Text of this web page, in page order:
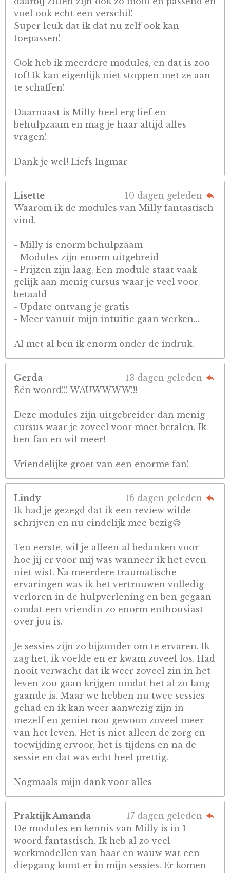
voel ook echt een verschil!
Super leuk dat ik dat nu zelf ook kan
toepassen!
Ook heb ik meerdere modules, en dat is zoo
tof! Ik kan eigenlijk niet stoppen met ze aan
te schaffen!
Daarnaast is Milly heel erg lief en
behulpzaam en mag je haar altijd alles
vragen!
Dank je wel! Liefs Ingmar
Lisette
10 dagen geleden
Waarom ik de modules van Milly fantastisch
vind.
- Milly is enorm behulpzaam
- Modules zijn enorm uitgebreid
- Prijzen zijn laag. Een module staat vaak
gelijk aan menig cursus waar je veel voor
betaald
- Update ontvang je gratis
- Meer vanuit mijn intuitie gaan werken...
Al met al ben ik enorm onder de indruk.
Gerda
13 dagen geleden
Één woord!!! WAUWWWW!!!
Deze modules zijn uitgebreider dan menig
cursus waar je zoveel voor moet betalen. Ik
ben fan en wil meer!
Vriendelijke groet van een enorme fan!
Lindy
16 dagen geleden
Ik had je gezegd dat ik een review wilde
schrijven en nu eindelijk mee bezig😅
Ten eerste, wil je alleen al bedanken voor
hoe jij er voor mij was wanneer ik het even
niet wist. Na meerdere traumatische
ervaringen was ik het vertrouwen volledig
verloren in de hulpverlening en ben gegaan
omdat een vriendin zo enorm enthousiast
over jou is.
Je sessies zijn zo bijzonder om te ervaren. Ik
zag het, ik voelde en er kwam zoveel los. Had
nooit verwacht dat ik weer zoveel zin in het
leven zou gaan krijgen omdat het al zo lang
gaande is. Maar we hebben nu twee sessies
gehad en ik kan weer aanwezig zijn in
mezelf en geniet nou gewoon zoveel meer
van het leven. Het is niet alleen de zorg en
toewijding ervoor, het is tijdens en na de
sessie en dat was echt heel prettig.
Nogmaals mijn dank voor alles
Praktijk Amanda
17 dagen geleden
De modules en kennis van Milly is in 1
woord fantastisch. Ik heb al zo veel
werkmodellen van haar en wauw wat een
diepgang komt er in mijn sessies. Er komen